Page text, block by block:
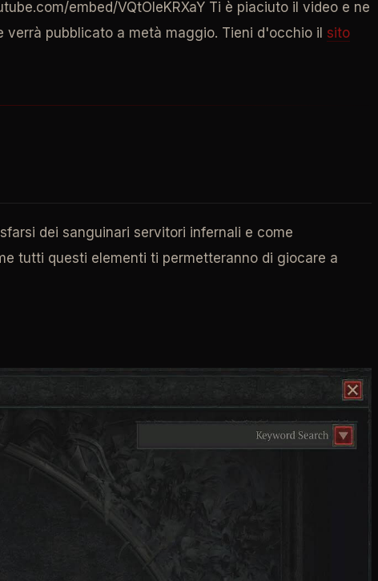
embed/VQtOIeKRXaY Ti è piaciuto il video e ne
pubblicato a metà maggio. Tieni d'occhio il sito
dei sanguinari servitori infernali e come
tutti questi elementi ti permetteranno di giocare a